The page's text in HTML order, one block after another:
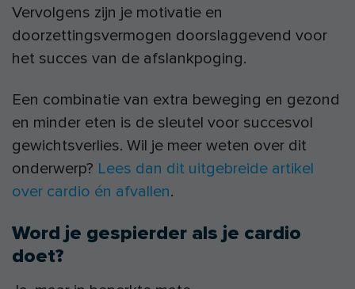
Vervolgens zijn je motivatie en
doorzettingsvermogen doorslaggevend voor
het succes van de afslankpoging.
Een combinatie van extra beweging en gezond
en minder eten is de sleutel voor succesvol
gewichtsverlies. Wil je meer weten over dit
onderwerp? Lees dan dit uitgebreide artikel
over cardio én afvallen.
Word je gespierder als je cardio
doet?